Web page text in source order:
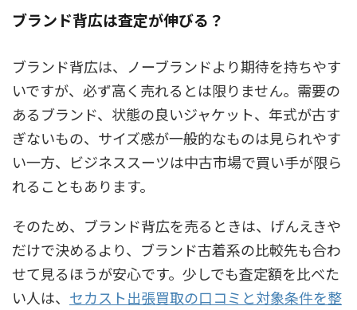
ブランド背広は査定が伸びる？
ブランド背広は、ノーブランドより期待を持ちやす
いですが、必ず高く売れるとは限りません。需要の
あるブランド、状態の良いジャケット、年式が古す
ぎないもの、サイズ感が一般的なものは見られやす
い一方、ビジネススーツは中古市場で買い手が限ら
れることもあります。
そのため、ブランド背広を売るときは、げんえきや
だけで決めるより、ブランド古着系の比較先も合わ
せて見るほうが安心です。少しでも査定額を比べた
い人は、 セカスト出張買取の口コミと対象条件を整